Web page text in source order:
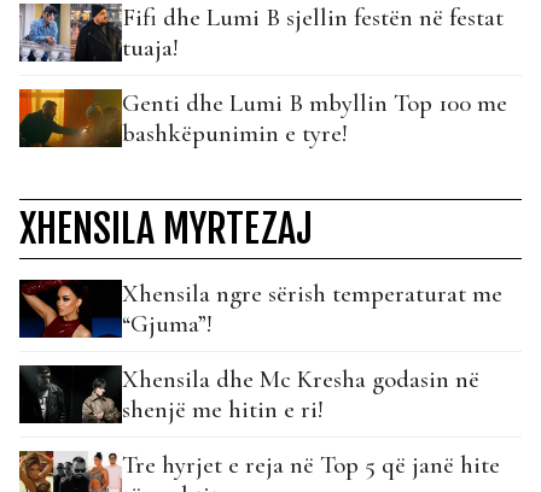
Fifi dhe Lumi B sjellin festën në festat
tuaja!
Genti dhe Lumi B mbyllin Top 100 me
bashkëpunimin e tyre!
XHENSILA MYRTEZAJ
Xhensila ngre sërish temperaturat me
“Gjuma”!
Xhensila dhe Mc Kresha godasin në
shenjë me hitin e ri!
Tre hyrjet e reja në Top 5 që janë hite